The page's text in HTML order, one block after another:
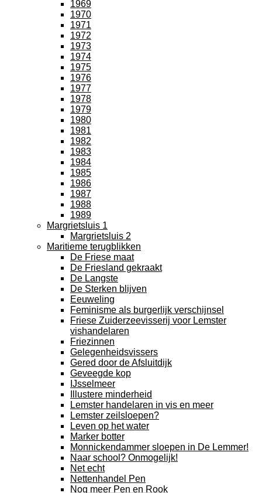
1969
1970
1971
1972
1973
1974
1975
1976
1977
1978
1979
1980
1981
1982
1983
1984
1985
1986
1987
1988
1989
Margrietsluis 1
Margrietsluis 2
Maritieme terugblikken
De Friese maat
De Friesland gekraakt
De Langste
De Sterken blijven
Eeuweling
Feminisme als burgerlijk verschijnsel
Friese Zuiderzeevisserij voor Lemster
vishandelaren
Friezinnen
Gelegenheidsvissers
Gered door de Afsluitdijk
Geveegde kop
IJsselmeer
Illustere minderheid
Lemster handelaren in vis en meer
Lemster zeilsloepen?
Leven op het water
Marker botter
Monnickendammer sloepen in De Lemmer!
Naar school? Onmogelijk!
Net echt
Nettenhandel Pen
Nog meer Pen en Rook